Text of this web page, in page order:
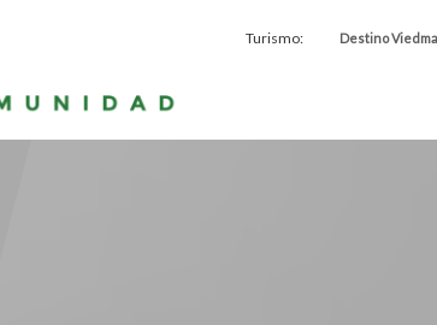
Turismo: Destino Viedma